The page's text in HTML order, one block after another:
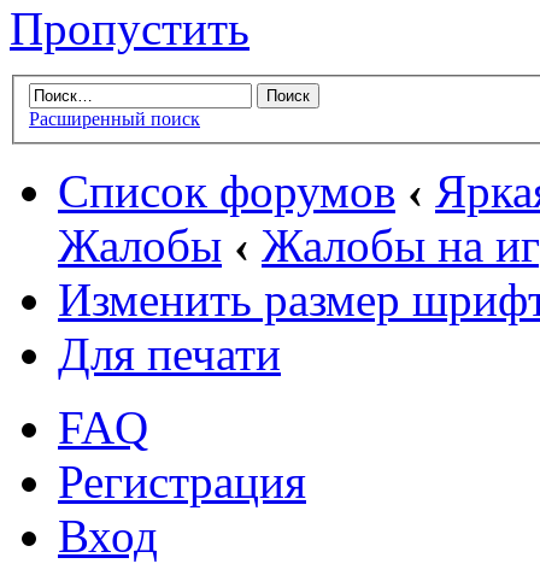
Пропустить
Расширенный поиск
Список форумов ‹
Жалобы ‹ Жалобы на
Изменить размер
Для печати
FAQ
Регистрация
Вход